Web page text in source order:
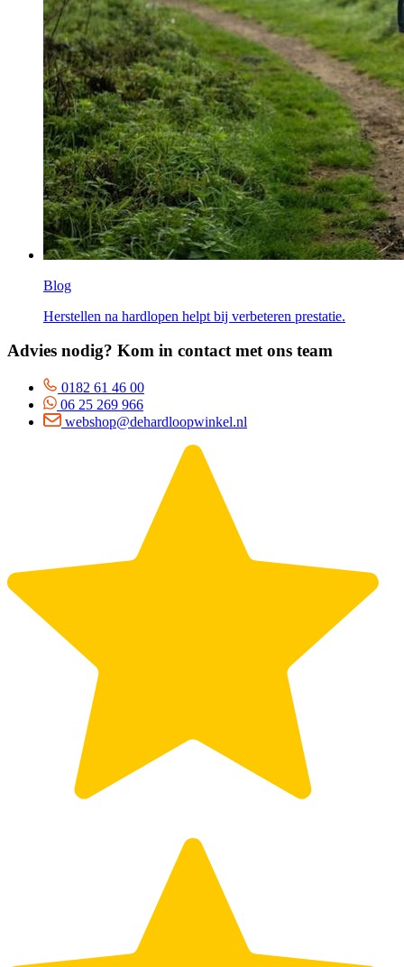
Blog
Herstellen na hardlopen helpt bij verbeteren prestatie.
Advies nodig? Kom in contact met ons team
0182 61 46 00
06 25 269 966
webshop@dehardloopwinkel.nl